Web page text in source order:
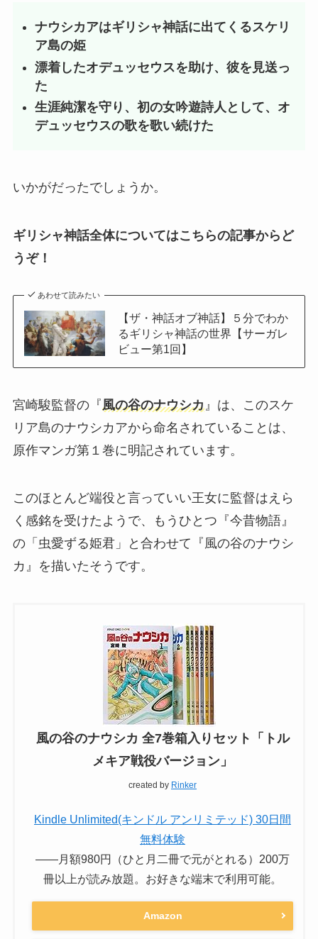
ナウシカアはギリシャ神話に出てくるスケリ
ア島の姫
漂着したオデュッセウスを助け、彼を見送っ
た
生涯純潔を守り、初の女吟遊詩人として、オ
デュッセウスの歌を歌い続けた
いかがだったでしょうか。
ギリシャ神話全体についてはこちらの記事からど
うぞ！
あわせて読みたい
【ザ・神話オブ神話】５分でわか
るギリシャ神話の世界【サーガレ
ビュー第1回】
宮崎駿監督の『風の谷のナウシカ』は、このスケ
リア島のナウシカアから命名されていることは、
原作マンガ第１巻に明記されています。
このほとんど端役と言っていい王女に監督はえら
く感銘を受けたようで、もうひとつ『今昔物語』
の「虫愛ずる姫君」と合わせて『風の谷のナウシ
カ』を描いたそうです。
風の谷のナウシカ 全7巻箱入りセット「トル
メキア戦役バージョン」
created by Rinker
Kindle Unlimited(キンドル アンリミテッド) 30日間
無料体験
――月額980円（ひと月二冊で元がとれる）200万
冊以上が読み放題。お好きな端末で利用可能。
Amazon